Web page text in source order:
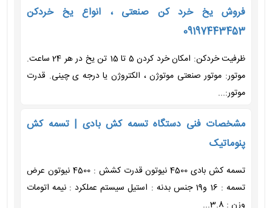
فروش یخ خرد کن صنعتی ، انواع یخ خردکن
09197443453
ظرفیت خردکن: امکان خرد کردن 5 تا 15 تن یخ در هر 24 ساعت.
موتور: موتور صنعتی موتوژن ، الکتروژن یا درجه ی چینی. قدرت
موتور:...
مشخصات فنی دستگاه تسمه کش بادی | تسمه کش
پنوماتیک
تسمه کش بادی 4500 نیوتون قدرت کشش : 4500 نیوتون عرض
تسمه : 16 و19 جنس بدنه : استیل سیستم عملکرد : نیمه اتومات
وزن : 3.8...